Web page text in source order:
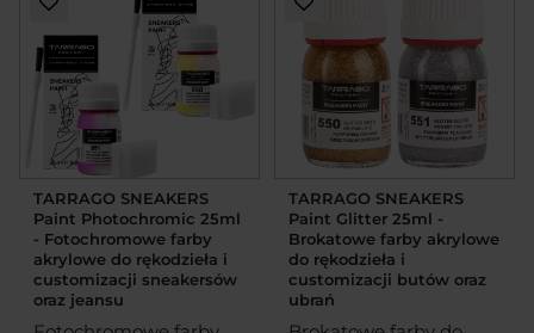
TARRAGO SNEAKERS
Paint Photochromic 25ml
- Fotochromowe farby
akrylowe do rękodzieła i
customizacji sneakersów
oraz jeansu
TARRAGO SNEAKERS
Paint Glitter 25ml -
Brokatowe farby akrylowe
do rękodzieła i
customizacji butów oraz
ubrań